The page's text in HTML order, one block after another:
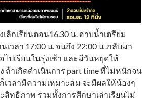
ลิกเรียนตอน16.30 น. อาบน้ำเตรียม
วลา 17:00 น. จนถึง 22:00 น .กลับมา
ไปเรียนในรุ่งเช้า และมีวันหยุดให้
ถ้าเกิดดำเนินการ part time ที่ไม่หนักจน
เวลามีความเหมาะสม จะมีผลให้น้องๆ
สิทธิภาพ รวมทั้งการศึกษาเล่าเรียนไม่